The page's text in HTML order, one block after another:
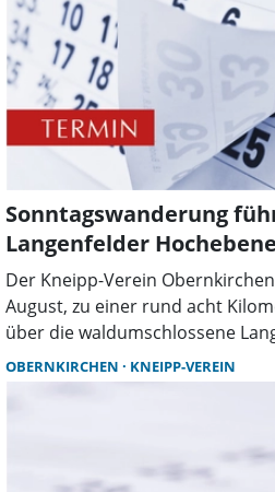
Sonntagswanderung
Langenfelder Hochebene
Der Kneipp-Verein
August, zu einer rund acht
über die waldumschlossene
Die Strecke führt unter anderem
Langenfelder Wassermühle
natürlichen Wasserfall
Hochfläche bieten sich
OBERNKIRCHEN KNEIPP-VEREIN